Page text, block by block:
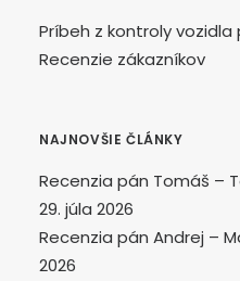
Príbeh z kontroly vozidla
Recenzie zákazníkov
NAJNOVŠIE ČLÁNKY
Recenzia pán Tomáš –
29. júla 2026
Recenzia pán Andrej –
2026